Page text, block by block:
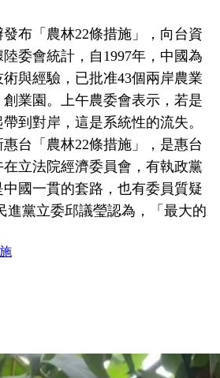
布「農林22條措施」，向台資
委會統計，自1997年，中國為
與經驗，已批准43個兩岸農業
業園。上午農委會表示，若是
到對岸，這是系統性的流失。
台「農林22條措施」，是惠台
立法院經濟委員會，有執政黨
國一貫的套路，也有委員質疑
進黨立委邱議瑩認為，「最大的